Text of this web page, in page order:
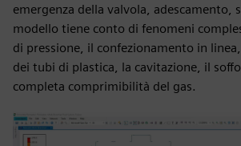
emergenza della valvola, adescamento,
modello tiene conto di fenomeni
di pressione, il confezionamento in
dei tubi di plastica, la cavitazione, il
completa comprimibilità del gas.